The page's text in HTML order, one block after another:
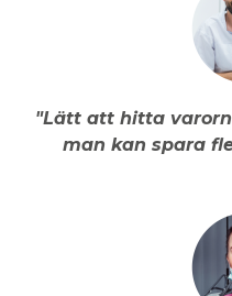
"Lätt att hitta
man kan spara